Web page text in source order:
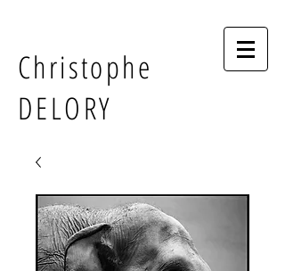
Christophe
DELORY